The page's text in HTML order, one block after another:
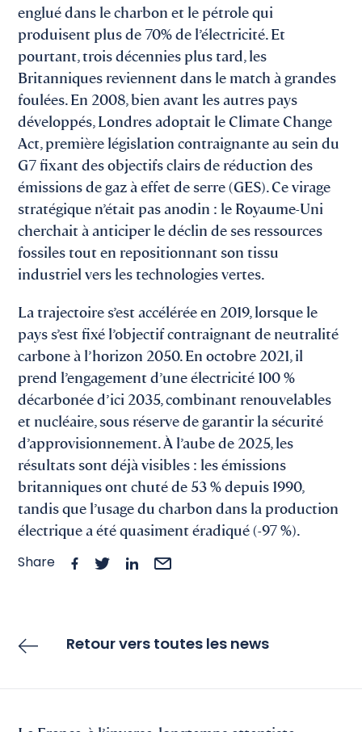
englué dans le charbon et le pétrole qui
produisent plus de 70% de l’électricité. Et
pourtant, trois décennies plus tard, les
Britanniques reviennent dans le match à grandes
foulées. En 2008, bien avant les autres pays
développés, Londres adoptait le Climate Change
Act, première législation contraignante au sein du
G7 fixant des objectifs clairs de réduction des
émissions de gaz à effet de serre (GES). Ce virage
stratégique n’était pas anodin : le Royaume-Uni
cherchait à anticiper le déclin de ses ressources
fossiles tout en repositionnant son tissu
industriel vers les technologies vertes.
La trajectoire s’est accélérée en 2019, lorsque le
pays s’est fixé l’objectif contraignant de neutralité
carbone à l’horizon 2050. En octobre 2021, il
prend l’engagement d’une électricité 100 %
décarbonée d’ici 2035, combinant renouvelables
et nucléaire, sous réserve de garantir la sécurité
d’approvisionnement. À l’aube de 2025, les
résultats sont déjà visibles : les émissions
britanniques ont chuté de 53 % depuis 1990,
tandis que l’usage du charbon dans la production
électrique a été quasiment éradiqué (-97 %).
Share
Retour vers toutes les news